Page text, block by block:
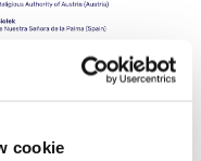
cookie